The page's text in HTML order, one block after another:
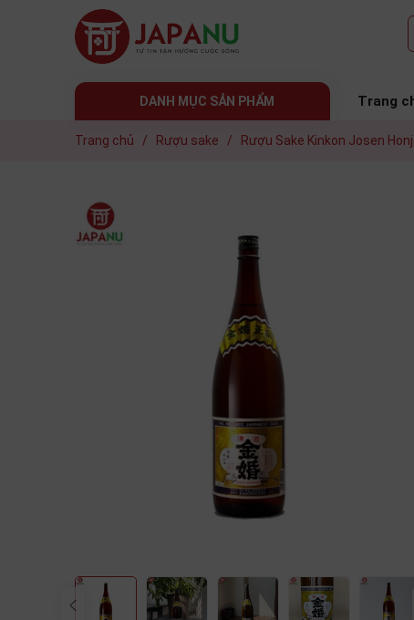
DANH MỤC SẢN PHẨM Trang
Trang chủ / Rượu sake / Rượu Sake Kinkon Josen